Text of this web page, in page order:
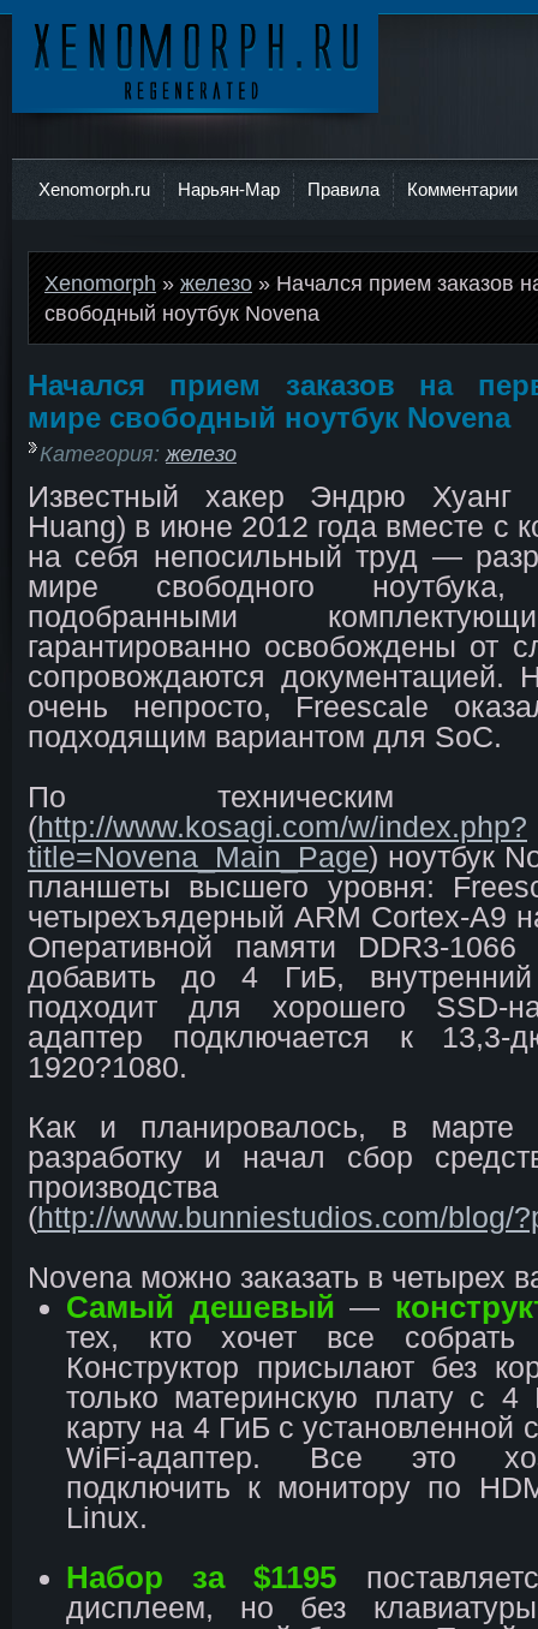
Xenomorph.ru Нарьян-Мар Правила Комментарии
Xenomorph » железо » Начался прием заказов
свободный ноутбук Novena
Начался прием заказов на
мире свободный ноутбук Novena
Категория: железо
Известный хакер Эндрю Хуанг
Huang) в июне 2012 года вместе с
на себя непосильный труд —
мире свободного
подобранными
гарантированно освобождены от
сопровождаются документацией.
очень непросто, Freescale
подходящим вариантом для SoC.
По техническим
(http://www.kosagi.com/w/index.php?
title=Novena_Main_Page) ноутбук
планшеты высшего уровня:
четырехъядерный ARM Cortex-A9
Оперативной памяти DDR3-
добавить до 4 ГиБ,
подходит для хорошего SSD-
адаптер подключается к 13,3-
1920?1080.
Как и планировалось, в марте
разработку и начал сбор
производства
(http://www.bunniestudios.com/blog/
Novena можно заказать в четырех
Самый дешевый —
тех, кто хочет все собрать
Конструктор присылают без
только материнскую плату с
карту на 4 ГиБ с установленной
WiFi-адаптер. Все это
подключить к монитору по
Linux.
Набор за $1195
дисплеем, но без